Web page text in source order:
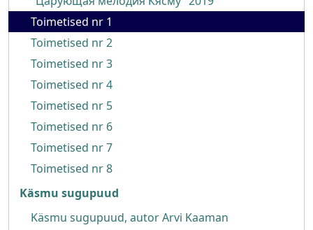
Toimetised nr 1
Toimetised nr 2
Toimetised nr 3
Toimetised nr 4
Toimetised nr 5
Toimetised nr 6
Toimetised nr 7
Toimetised nr 8
Käsmu sugupuud
Käsmu sugupuud, autor Arvi Kaaman